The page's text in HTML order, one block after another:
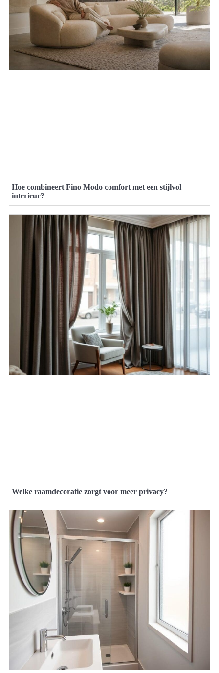
Hoe combineert Fino Modo comfort met een stijlvol
interieur?
Welke raamdecoratie zorgt voor meer privacy?